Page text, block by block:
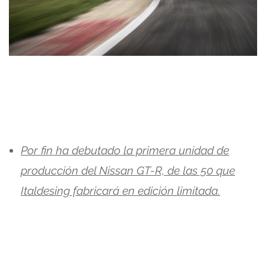
Por fin ha debutado la primera unidad de
producción del Nissan GT-R, de las 50 que
Italdesing fabricará en edición limitada.